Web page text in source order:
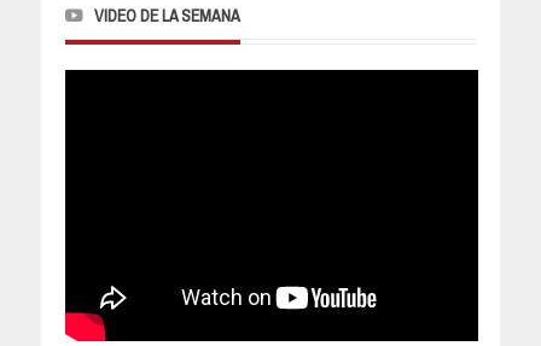
VIDEO DE LA SEMANA